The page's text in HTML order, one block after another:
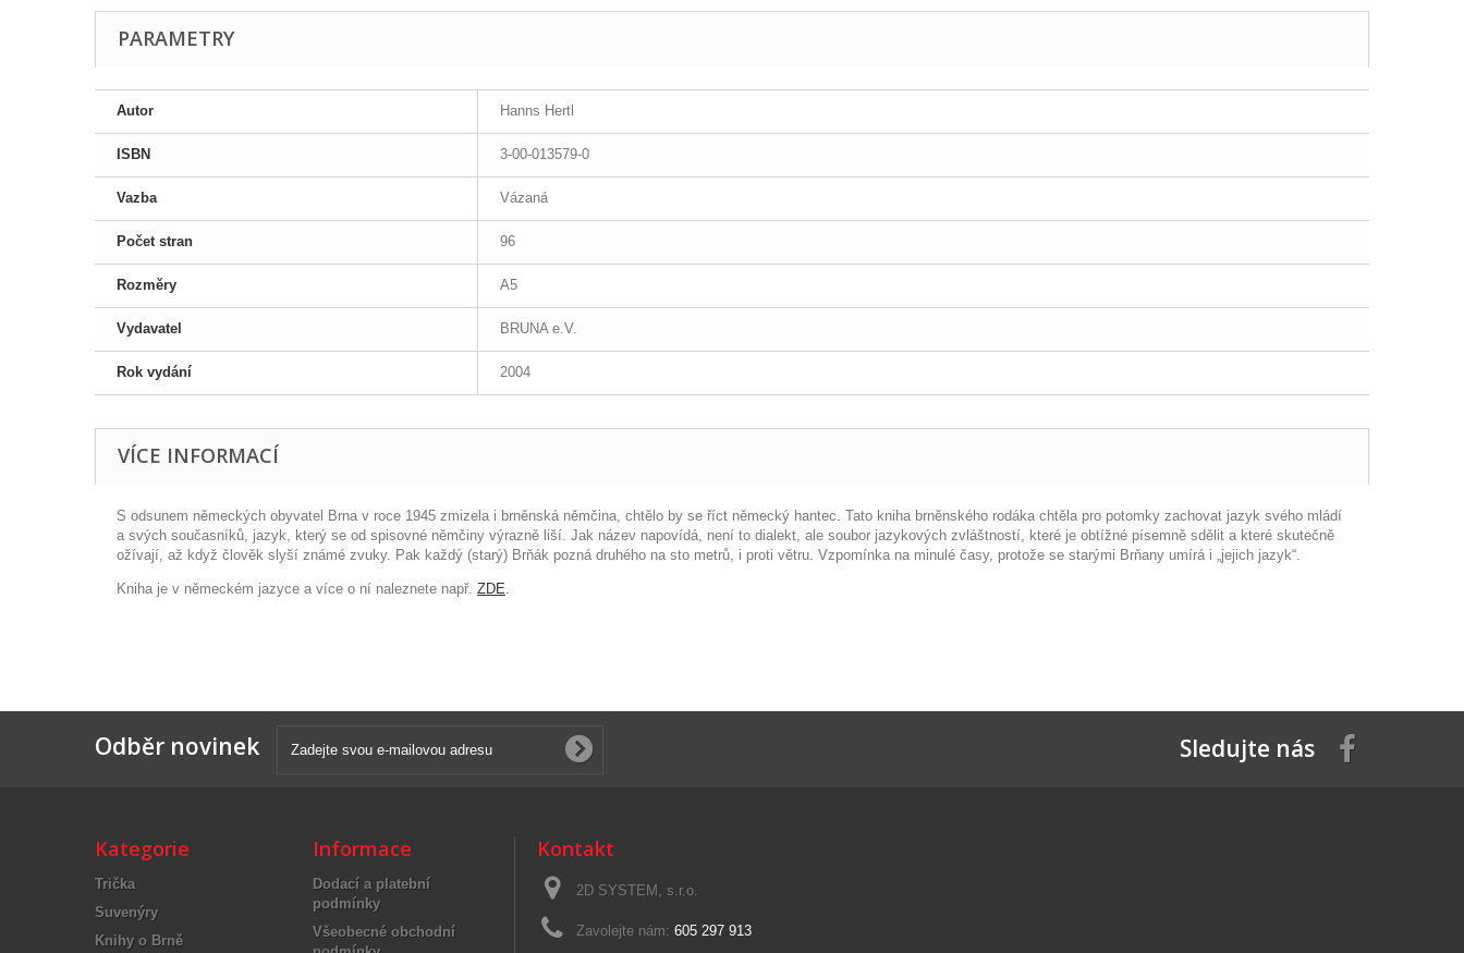
PARAMETRY
Autor Hanns Hertl
ISBN 3-00-013579-0
Vazba Vázaná
Počet stran 96
Rozměry A5
Vydavatel BRUNA e.V.
Rok vydání 2004
VÍCE INFORMACÍ
S odsunem německých obyvatel Brna v roce 1945 zmizela i brněnská němčina, chtělo by se říct německý hantec. Tato kniha brněnského rodáka chtěla pro potomky zachovat jazyk svého mládí
a svých současníků, jazyk, který se od spisovné němčiny výrazně liší. Jak název napovídá, není to dialekt, ale soubor jazykových zvláštností, které je obtížné písemně sdělit a které skutečně
ožívají, až když člověk slyší známé zvuky. Pak každý (starý) Brňák pozná druhého na sto metrů, i proti větru. Vzpomínka na minulé časy, protože se starými Brňany umírá i „jejich jazyk“.
Kniha je v německém jazyce a více o ní naleznete např. ZDE.
Odběr novinek Sledujte nás
Kategorie
Trička
Suvenýry
Knihy o Brně
Informace
Dodací a platební
podmínky
Všeobecné obchodní
Kontakt
2D SYSTEM, s.r.o.
Zavolejte nám: 605 297 913